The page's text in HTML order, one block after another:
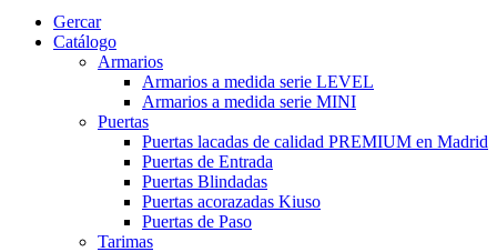
Gercar
Catálogo
Armarios
Armarios a medida serie LEVEL
Armarios a medida serie MINI
Puertas
Puertas lacadas de calidad PREMIUM en Madrid
Puertas de Entrada
Puertas Blindadas
Puertas acorazadas Kiuso
Puertas de Paso
Tarimas